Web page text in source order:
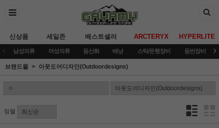
신상품 세일존 베스트셀러 ARCTERYX HYPERLITE
남성의류 여성의류 등산화 배낭 스틱/운행장비 등반장비
브랜드몰 아웃도어디자인(Outdoordesigns)
정렬